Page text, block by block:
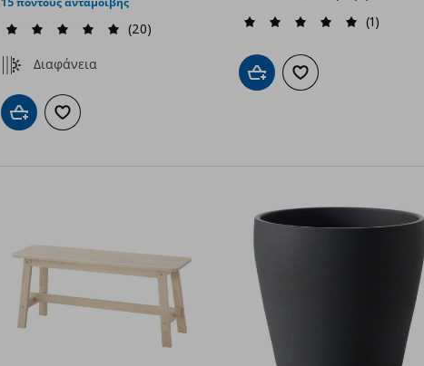
(20)
Διαφάνεια
Προσθήκη στο καλάθι
Προσθήκη στα αγαπημένα
(1)
Προσθήκη στο καλάθι
Προσθήκη στα